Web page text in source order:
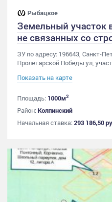
Рыбацкое
Земельный участок
не связанных со
ЗУ по адресу: 196643, Санкт-
Пролетарской Победы ул,
Показать на карте
Площадь: 1000м2
Район:Колпинский
Начальная ставка:293 186,50